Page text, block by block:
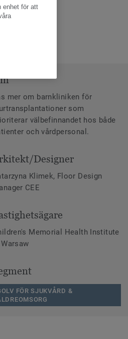
mer om barnkliniken för
som
välbefinnandet hos både
och vårdpersonal.
Designer
Klimek, Floor Design
CEE
Memorial Health Institute
FÖR SJUKVÅRD &
enhet för att